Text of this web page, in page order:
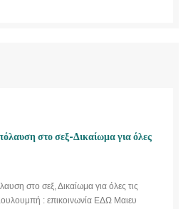
στο σεξ-Δικαίωμα για όλες
στο σεξ, Δικαίωμα για όλες τις
: επικοινωνία ΕΔΩ Μαιευ